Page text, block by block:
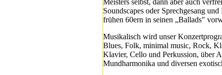
Soundscapes oder Sprechgesang
frühen 60ern in seinen „Ballads"
Musikalisch wird unser
Blues, Folk, minimal music, Rock,
Klavier, Cello und Perkussion, über
Mundharmonika und diversen